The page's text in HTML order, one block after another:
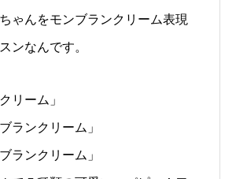
ゃんをモンブランクリーム表現
ンなんです。
リーム」
ランクリーム」
ランクリーム」